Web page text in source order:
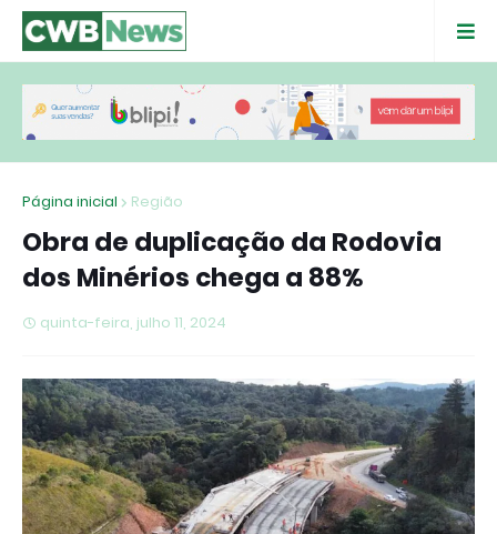
Página inicial Região
Obra de duplicação da Rodovia
dos Minérios chega a 88%
quinta-feira, julho 11, 2024